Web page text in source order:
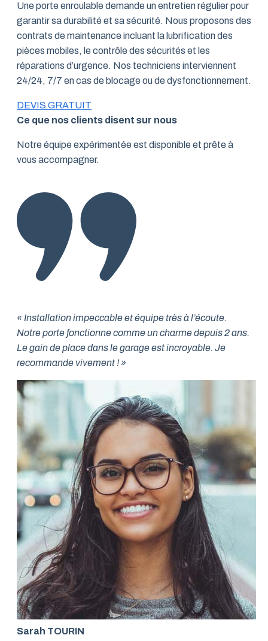
Une porte enroulable demande un entretien régulier pour
garantir sa durabilité et sa sécurité. Nous proposons des
contrats de maintenance incluant la lubrification des
pièces mobiles, le contrôle des sécurités et les
réparations d’urgence. Nos techniciens interviennent
24/24, 7/7 en cas de blocage ou de dysfonctionnement.
DEVIS GRATUIT
Ce que nos clients disent sur nous
Notre équipe expérimentée est disponible et prête à
vous accompagner.
« Installation impeccable et équipe très à l’écoute.
Notre porte fonctionne comme un charme depuis 2 ans.
Le gain de place dans le garage est incroyable. Je
recommande vivement ! »
Sarah TOURIN